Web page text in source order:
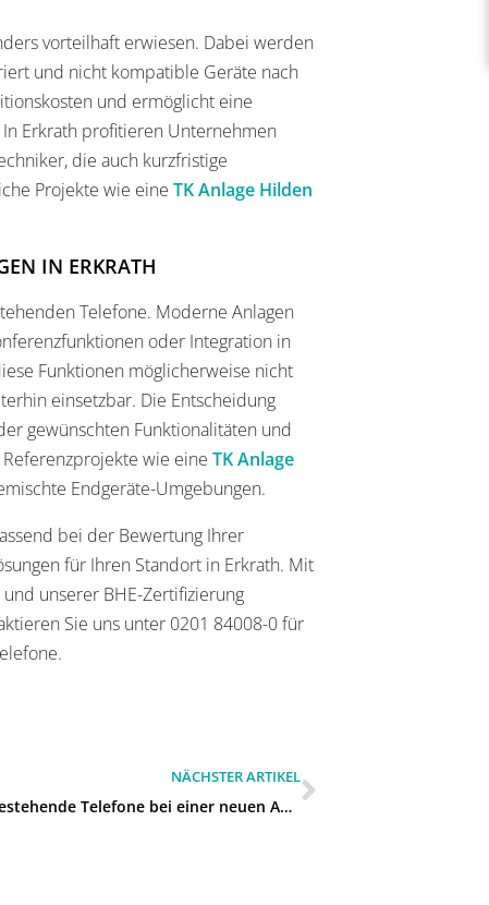
vorteilhaft erwiesen. Dabei werden
und nicht kompatible Geräte nach
und ermöglicht eine
Erkrath profitieren Unternehmen
die auch kurzfristige
Projekte wie eine TK Anlage Hilden
IN ERKRATH
Telefone. Moderne Anlagen
oder Integration in
Funktionen möglicherweise nicht
einsetzbar. Die Entscheidung
gewünschten Funktionalitäten und
wie eine TK Anlage
Endgeräte-Umgebungen.
bei der Bewertung Ihrer
für Ihren Standort in Erkrath. Mit
unserer BHE-Zertifizierung
Sie uns unter 0201 84008-0 für
NÄCHSTER ARTIKEL
Können bestehende Telefone bei einer neuen Anlage weiter genutzt werden in Haan?